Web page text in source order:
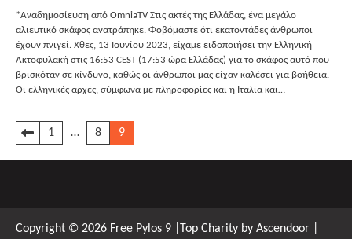
*Αναδημοσίευση από OmniaTV Στις ακτές της Ελλάδας, ένα μεγάλο
αλιευτικό σκάφος ανατράπηκε. Φοβόμαστε ότι εκατοντάδες άνθρωποι
έχουν πνιγεί. Χθες, 13 Ιουνίου 2023, είχαμε ειδοποιήσει την Ελληνική
Ακτοφυλακή στις 16:53 CEST (17:53 ώρα Ελλάδας) για το σκάφος αυτό που
βρισκόταν σε κίνδυνο, καθώς οι άνθρωποι μας είχαν καλέσει για βοήθεια.
Οι ελληνικές αρχές, σύμφωνα με πληροφορίες και η Ιταλία και…
Posts
pagination
1 … 8 9
Copyright © 2026 Free Pylos 9 |Top Charity by Ascendoor